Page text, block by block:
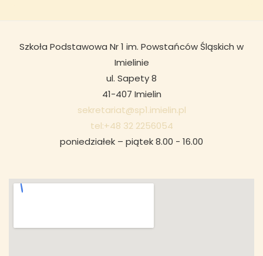
Szkoła Podstawowa Nr 1 im. Powstańców Śląskich w
Imielinie
ul. Sapety 8
41-407 Imielin
sekretariat@sp1.imielin.pl
tel:+48 32 2256054
poniedziałek – piątek 8.00 - 16.00